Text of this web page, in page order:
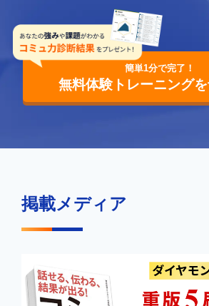
簡単1分で完了！
無料体験トレーニング
掲載メディア